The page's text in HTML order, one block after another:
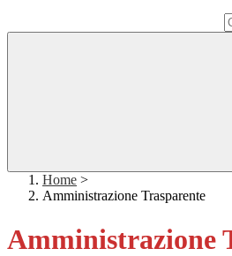
Home >
Amministrazione Trasparente
Amministrazione